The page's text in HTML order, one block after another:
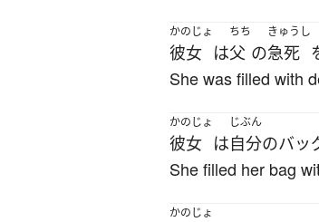
かのじょ
彼女 は
ちち
父 の
きゅうし
急死
She was filled with
かのじょ
彼女 は
じぶん
自分のバッ
She filled her bag
かのじょ